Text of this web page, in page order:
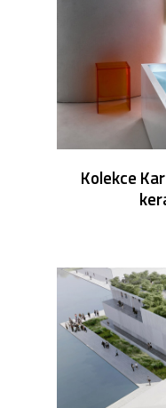
Kolekce